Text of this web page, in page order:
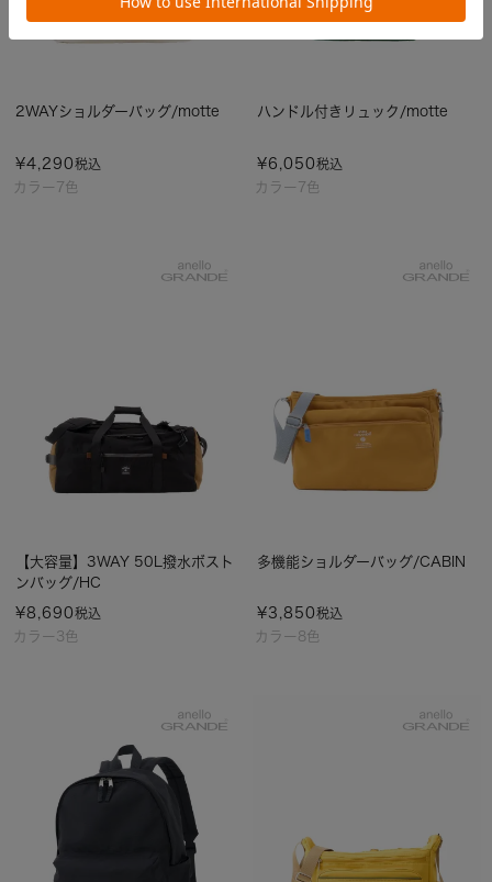
カラー7色
2WAYショルダーバッグ/motte
¥4,290税込
カラー7色
ハンドル付きリュック/motte
¥6,050税込
カラー3色
【大容量】3WAY 50L撥水ボスト
ンバッグ/HC
¥8,690税込
カラー8色
多機能ショルダーバッグ/CABIN
¥3,850税込